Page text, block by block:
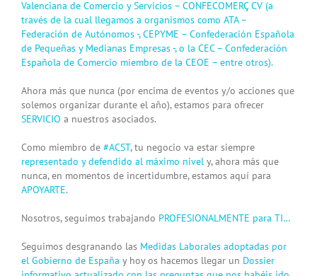
Valenciana de Comercio y Servicios – CONFECOMERÇ CV (a
través de la cual llegamos a organismos como ATA –
Federación de Autónomos -, CEPYME – Confederación Española
de Pequeñas y Medianas Empresas -, o la CEC – Confederación
Española de Comercio miembro de la CEOE – entre otros).
Ahora más que nunca (por encima de eventos y/o acciones que
solemos organizar durante el año), estamos para ofrecer
SERVICIO a nuestros asociados.
Como miembro de #ACST, tu negocio va estar siempre
representado y defendido al máximo nivel y, ahora más que
nunca, en momentos de incertidumbre, estamos aquí para
APOYARTE.
Nosotros, seguimos trabajando PROFESIONALMENTE para TI…
Seguimos desgranando las Medidas Laborales adoptadas por
el Gobierno de España y hoy os hacemos llegar un Dossier